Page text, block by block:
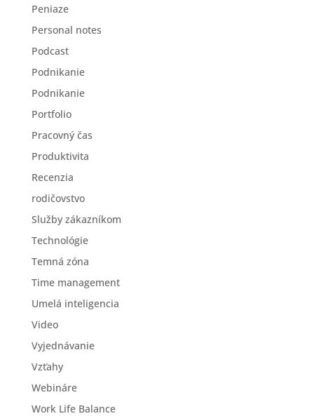
Peniaze
Personal notes
Podcast
Podnikanie
Podnikanie
Portfolio
Pracovný čas
Produktivita
Recenzia
rodičovstvo
Služby zákazníkom
Technológie
Temná zóna
Time management
Umelá inteligencia
Video
Vyjednávanie
Vzťahy
Webináre
Work Life Balance